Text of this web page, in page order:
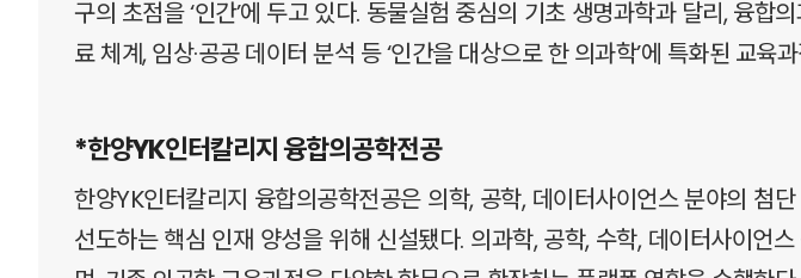
구의 초점을 ‘인간’에 두고 있다. 동물실험 중심의 기초 생명과학과 달리, 융
료 체계, 임상·공공 데이터 분석 등 ‘인간을 대상으로 한 의과학’에 특화된 교육
*한양YK인터칼리지 융합의공학전공
한양YK인터칼리지 융합의공학전공은 의학, 공학, 데이터사이언스 분야의 첨
선도하는 핵심 인재 양성을 위해 신설됐다. 의과학, 공학, 수학, 데이터사이언